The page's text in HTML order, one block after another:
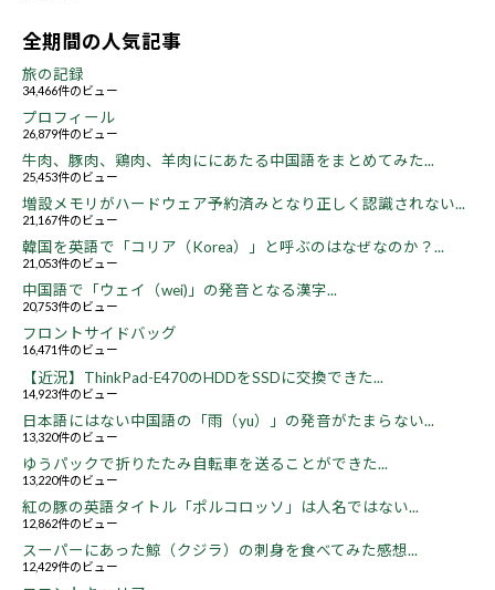
全期間の人気記事
旅の記録
34,466件のビュー
プロフィール
26,879件のビュー
牛肉、豚肉、鶏肉、羊肉ににあたる中国語をまとめてみた...
25,453件のビュー
増設メモリがハードウェア予約済みとなり正しく認識されない...
21,167件のビュー
韓国を英語で「コリア（Korea）」と呼ぶのはなぜなのか？...
21,053件のビュー
中国語で「ウェイ（wei)」の発音となる漢字...
20,753件のビュー
フロントサイドバッグ
16,471件のビュー
【近況】ThinkPad-E470のHDDをSSDに交換できた...
14,923件のビュー
日本語にはない中国語の「雨（yu）」の発音がたまらない...
13,320件のビュー
ゆうパックで折りたたみ自転車を送ることができた...
13,220件のビュー
紅の豚の英語タイトル「ポルコロッソ」は人名ではない...
12,862件のビュー
スーパーにあった鯨（クジラ）の刺身を食べてみた感想...
12,429件のビュー